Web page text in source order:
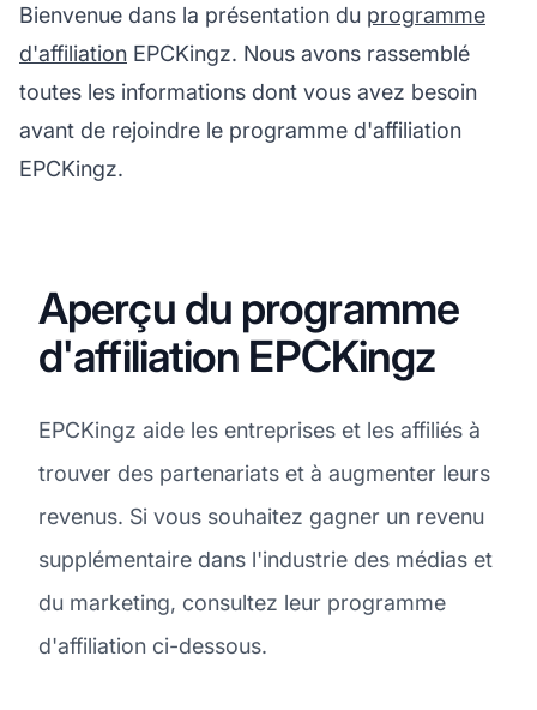
Bienvenue dans la présentation du programme
d'affiliation EPCKingz. Nous avons rassemblé
toutes les informations dont vous avez besoin
avant de rejoindre le programme d'affiliation
EPCKingz.
Aperçu du programme
d'affiliation EPCKingz
EPCKingz aide les entreprises et les affiliés à
trouver des partenariats et à augmenter leurs
revenus. Si vous souhaitez gagner un revenu
supplémentaire dans l'industrie des médias et
du marketing, consultez leur programme
d'affiliation ci-dessous.